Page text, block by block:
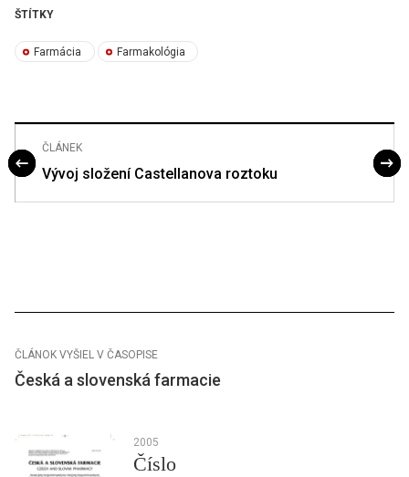
ŠTÍTKY
Farmácia Farmakológia
ČLÁNEK
Vývoj složení Castellanova roztoku
ČLÁNOK VYŠIEL V ČASOPISE
Česká a slovenská farmacie
2005
Číslo